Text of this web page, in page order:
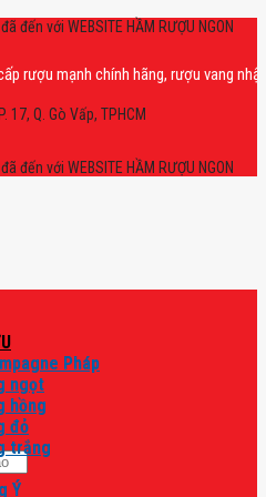
đến với WEBSITE HẦM RƯỢU NGON
mạnh chính hãng, rượu vang nhập
17, Q. Gò Vấp, TPHCM
đến với WEBSITE HẦM RƯỢU NGON
Pháp
ngọt
hồng
đỏ
trắng
Ý